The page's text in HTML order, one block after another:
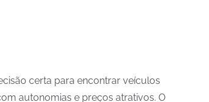
certa para encontrar veículos
autonomias e preços atrativos. O